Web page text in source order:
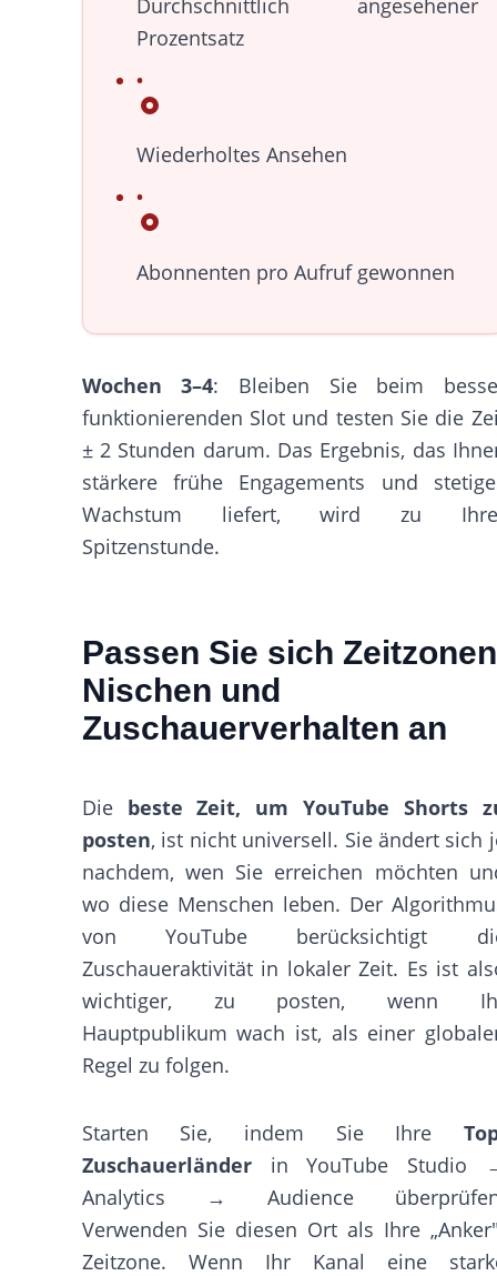
Durchschnittlich angesehener
Prozentsatz
Wiederholtes Ansehen
Abonnenten pro Aufruf gewonnen
Wochen 3–4: Bleiben Sie beim
funktionierenden Slot und testen Sie die
± 2 Stunden darum. Das Ergebnis, das
stärkere frühe Engagements und
Wachstum liefert, wird zu
Spitzenstunde.
Passen Sie sich
Nischen und
Zuschauerverhalten an
Die beste Zeit, um YouTube Shorts
posten, ist nicht universell. Sie ändert sich
nachdem, wen Sie erreichen möchten
wo diese Menschen leben. Der
von YouTube berücksichtigt
Zuschaueraktivität in lokaler Zeit. Es ist
wichtiger, zu posten, wenn
Hauptpublikum wach ist, als einer
Regel zu folgen.
Starten Sie, indem Sie Ihre
Zuschauerländerin YouTube Studio
Analytics → Audience
Verwenden Sie diesen Ort als Ihre
Zeitzone. Wenn Ihr Kanal eine